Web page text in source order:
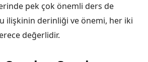
pek çok önemli ders de
ilişkinin derinliği ve önemi, her iki
değerlidir.